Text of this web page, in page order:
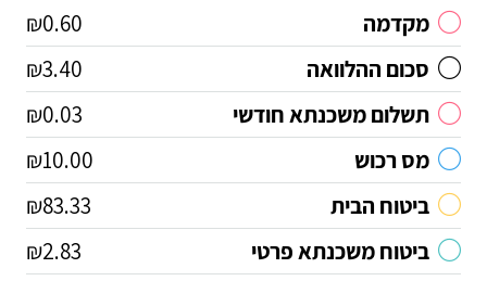
מקדמה
₪0.60
סכום ההלוואה
₪3.40
תשלום משכנתא חודשי
₪0.03
מס רכוש
₪10.00
ביטוח הבית
₪83.33
ביטוח משכנתא פרטי
₪2.83